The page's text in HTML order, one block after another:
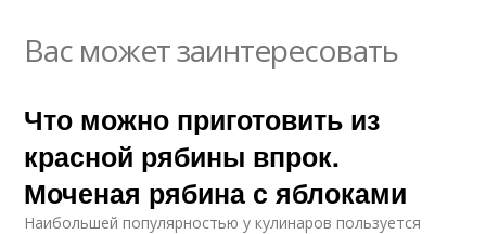
Вас может заинтересовать
Что можно приготовить из
красной рябины впрок.
Моченая рябина с яблоками
Наибольшей популярностью у кулинаров пользуется